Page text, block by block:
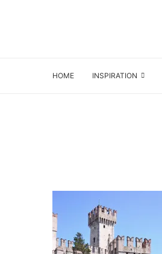
HOME INSPIRATION